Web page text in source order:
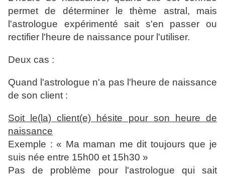
permet de déterminer le thème astral, mais
l'astrologue expérimenté sait s'en passer ou
rectifier l'heure de naissance pour l'utiliser.
Deux cas :
Quand l'astrologue n'a pas l'heure de naissance
de son client :
Soit le(la) client(e) hésite pour son heure de
naissance
Exemple : « Ma maman me dit toujours que je
suis née entre 15h00 et 15h30 »
Pas de problème pour l'astrologue qui sait